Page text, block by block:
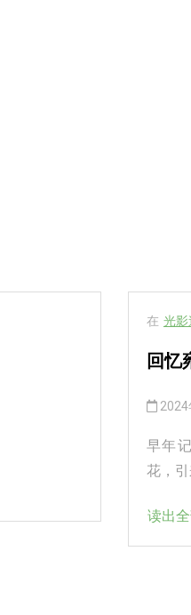
在 光影
回忆
2024
早年
花，引
读出